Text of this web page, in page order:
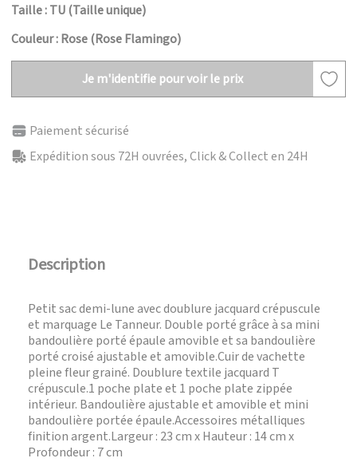
Taille : TU (Taille unique)
Couleur : Rose (Rose Flamingo)
Je m'identifie pour voir le prix
Paiement sécurisé
Expédition sous 72H ouvrées, Click & Collect en 24H
Description
Petit sac demi-lune avec doublure jacquard crépuscule
et marquage Le Tanneur. Double porté grâce à sa mini
bandoulière porté épaule amovible et sa bandoulière
porté croisé ajustable et amovible.Cuir de vachette
pleine fleur grainé. Doublure textile jacquard T
crépuscule.1 poche plate et 1 poche plate zippée
intérieur. Bandoulière ajustable et amovible et mini
bandoulière portée épaule.Accessoires métalliques
finition argent.Largeur : 23 cm x Hauteur : 14 cm x
Profondeur : 7 cm